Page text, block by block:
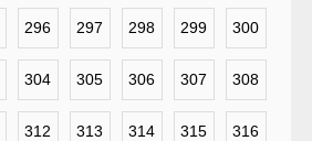
296 297 298 299 300
304 305 306 307 308
312 313 314 315 316